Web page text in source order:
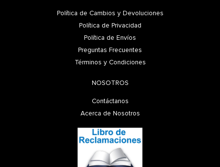
Política de Cambios y Devoluciones
Política de Privacidad
Política de Envíos
Preguntas Frecuentes
Términos y Condiciones
NOSOTROS
Contáctanos
Acerca de Nosotros